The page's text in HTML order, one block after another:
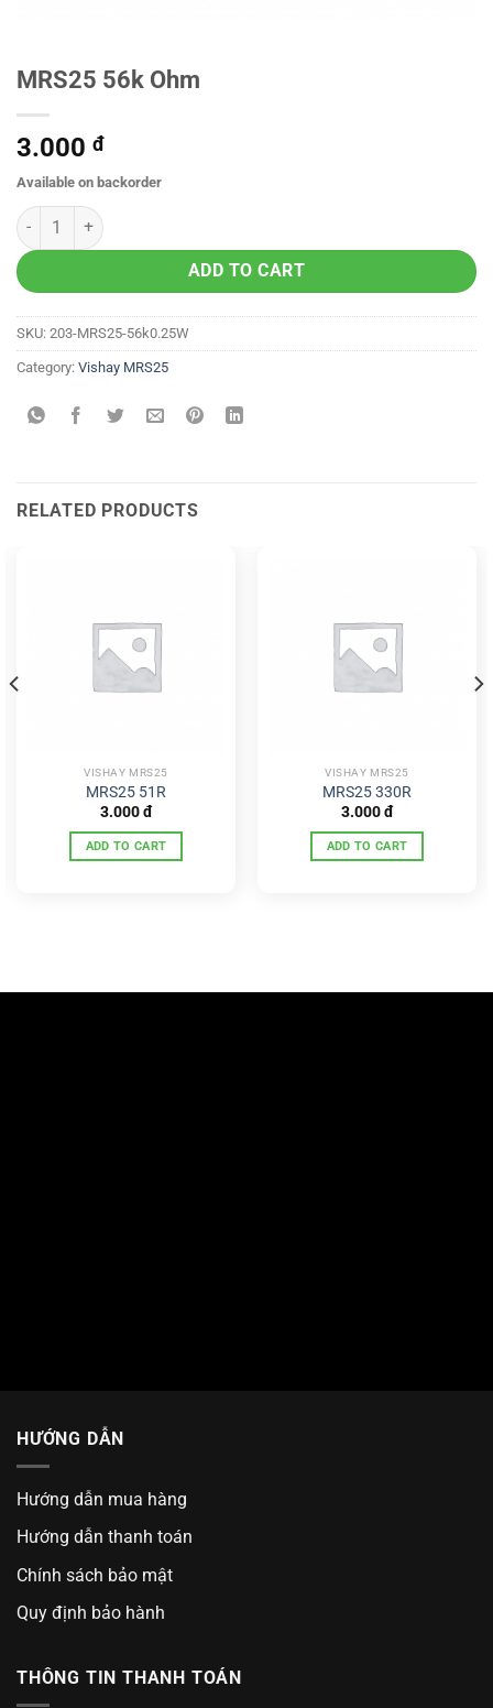
MRS25 56k Ohm
3.000 đ
Available on backorder
ADD TO CART
SKU: 203-MRS25-56k0.25W
Category: Vishay MRS25
RELATED PRODUCTS
VISHAY MRS25
MRS25 51R
3.000đ
ADD TO CART
VISHAY MRS25
MRS25 330R
3.000đ
ADD TO CART
HƯỚNG DẪN
Hướng dẫn mua hàng
Hướng dẫn thanh toán
Chính sách bảo mật
Quy định bảo hành
THÔNG TIN THANH TOÁN